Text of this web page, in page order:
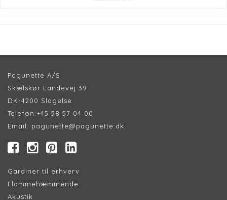
Pagunette A/S
Skælskør Landevej 39
DK-4200 Slagelse
Telefon:+45 58 57 04 00
Email: pagunette@pagunette.dk
Gardiner til erhverv
Flammehæmmende
Akustik